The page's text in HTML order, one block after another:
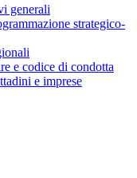
generali
strategico-
e codice di condotta
e imprese